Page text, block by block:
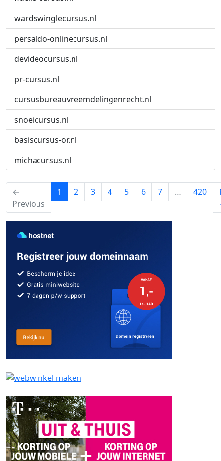
wardswinglecursus.nl
persaldo-onlinecursus.nl
devideocursus.nl
pr-cursus.nl
cursusbureauvreemdelingenrecht.nl
snoeicursus.nl
basiscursus-or.nl
michacursus.nl
←
Previous
1 (current)
2 3 4 5 6 7 … 420